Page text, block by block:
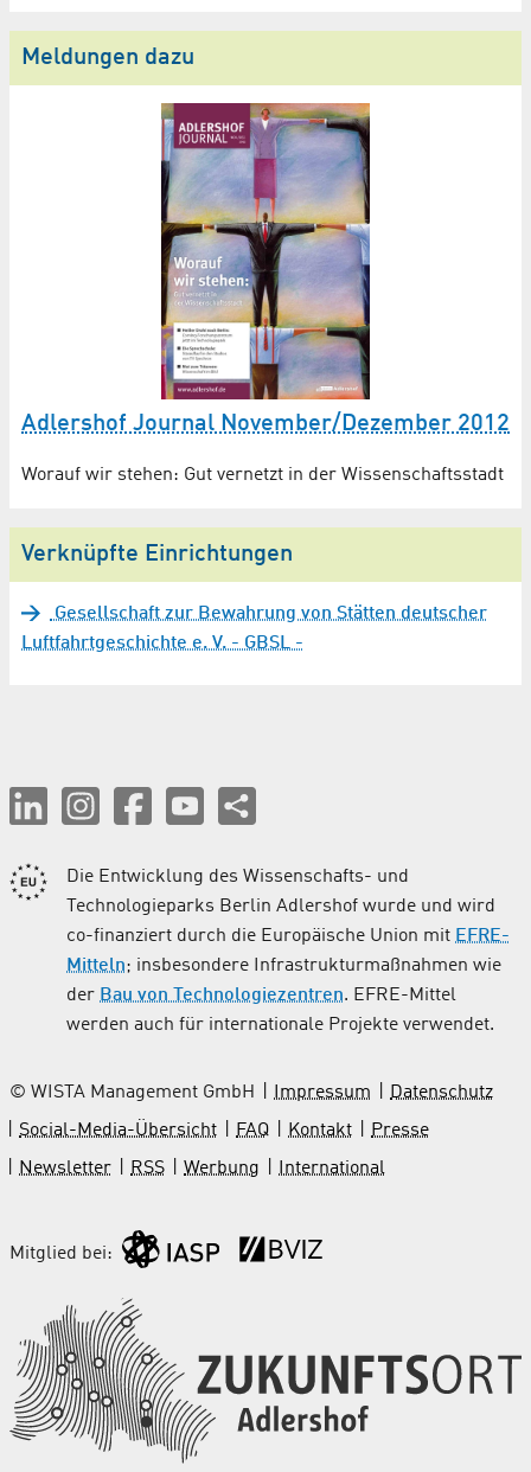
Meldungen dazu
Adlershof Journal November/Dezember 2012
Worauf wir stehen: Gut vernetzt in der Wissenschaftsstadt
Verknüpfte Einrichtungen
Gesellschaft zur Bewahrung von Stätten deutscher
Luftfahrtgeschichte e. V. - GBSL -
Die Entwicklung des Wissenschafts- und
Technologieparks Berlin Adlershof wurde und wird
co-finanziert durch die Europäische Union mit EFRE-
Mitteln; insbesondere Infrastrukturmaßnahmen wie
der Bau von Technologiezentren. EFRE-Mittel
werden auch für internationale Projekte verwendet.
© WISTA Management GmbH Impressum
Datenschutz
Social-Media-Übersicht
FAQ Kontakt
Presse
Newsletter
RSS Werbung International
Mitglied bei: